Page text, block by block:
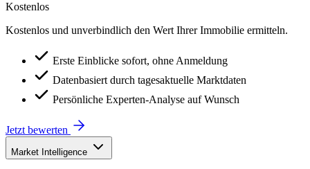
Kostenlos
Kostenlos und unverbindlich den Wert Ihrer Immobilie ermitteln.
Erste Einblicke sofort, ohne Anmeldung
Datenbasiert durch tagesaktuelle Marktdaten
Persönliche Experten-Analyse auf Wunsch
Jetzt bewerten
Market Intelligence